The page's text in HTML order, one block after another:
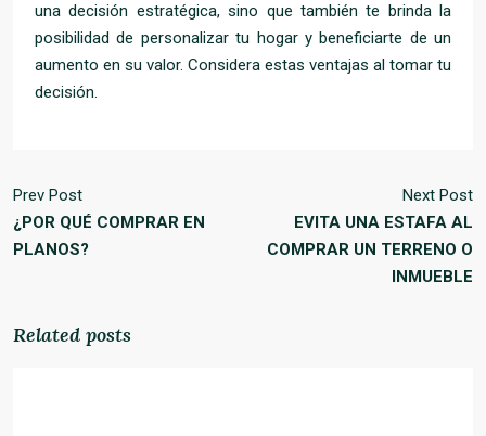
una decisión estratégica, sino que también te brinda la
posibilidad de personalizar tu hogar y beneficiarte de un
aumento en su valor. Considera estas ventajas al tomar tu
decisión.
Prev Post
¿POR QUÉ COMPRAR EN
PLANOS?
Next Post
EVITA UNA ESTAFA AL
COMPRAR UN TERRENO O
INMUEBLE
Related posts